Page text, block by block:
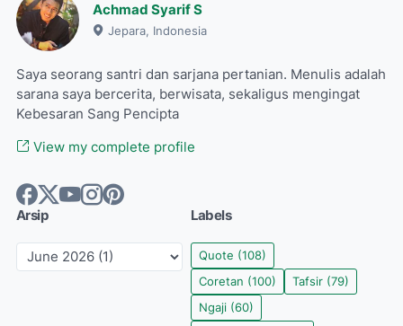
Achmad Syarif S
Jepara, Indonesia
Saya seorang santri dan sarjana pertanian. Menulis adalah
sarana saya bercerita, berwisata, sekaligus mengingat
Kebesaran Sang Pencipta
View my complete profile
Arsip Labels
Quote (108)
Coretan (100) Tafsir (79)
Ngaji (60)